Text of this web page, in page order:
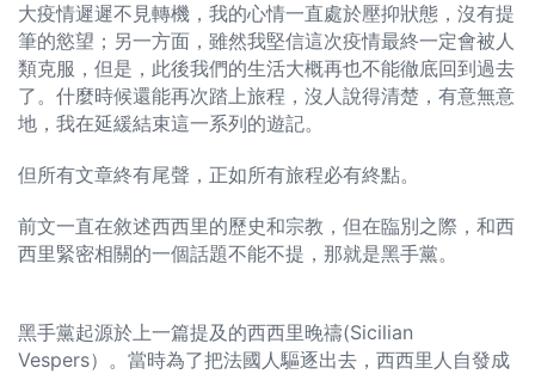
大疫情遲遲不見轉機，我的心情一直處於壓抑狀態，沒有提
筆的慾望；另一方面，雖然我堅信這次疫情最終一定會被人
類克服，但是，此後我們的生活大概再也不能徹底回到過去
了。什麼時候還能再次踏上旅程，沒人說得清楚，有意無意
地，我在延緩結束這一系列的遊記。
但所有文章終有尾聲，正如所有旅程必有終點。
前文一直在敘述西西里的歷史和宗教，但在臨別之際，和西
西里緊密相關的一個話題不能不提，那就是黑手黨。
黑手黨起源於上一篇提及的西西里晚禱(Sicilian
Vespers）。當時為了把法國人驅逐出去，西西里人自發成